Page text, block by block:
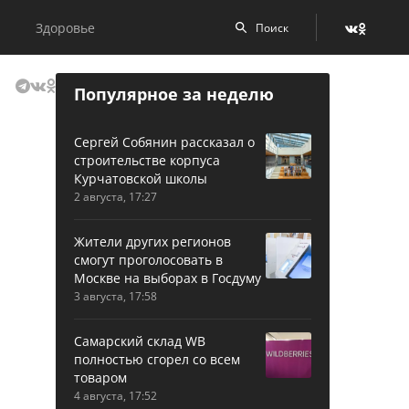
Здоровье
Популярное за неделю
Сергей Собянин рассказал о
строительстве корпуса
Курчатовской школы
2 августа, 17:27
Жители других регионов
смогут проголосовать в
Москве на выборах в Госдуму
3 августа, 17:58
Самарский склад WB
полностью сгорел со всем
товаром
4 августа, 17:52